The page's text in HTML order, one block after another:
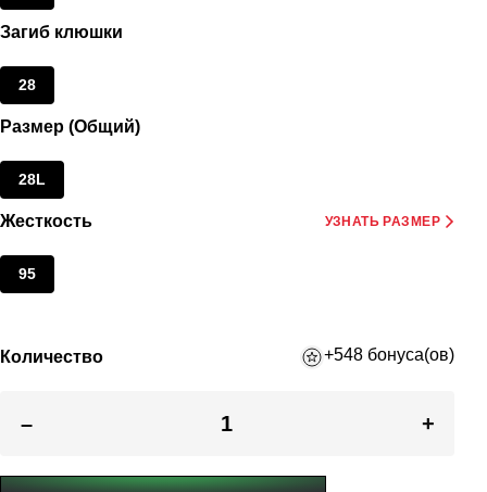
Загиб клюшки
28
Размер (Общий)
28L
Жесткость УЗНАТЬ РАЗМЕР
95
Количество +548 бонуса(ов)
– +